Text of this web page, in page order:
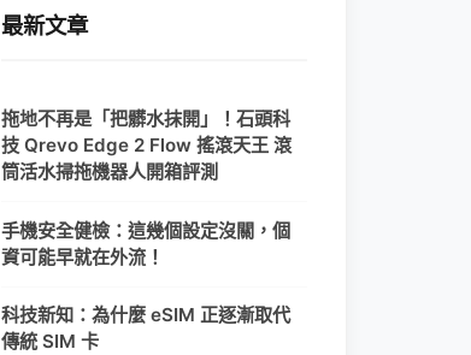
最新文章
拖地不再是「把髒水抹開」！石頭科
技 Qrevo Edge 2 Flow 搖滾天王 滾
筒活水掃拖機器人開箱評測
手機安全健檢：這幾個設定沒關，個
資可能早就在外流！
科技新知：為什麼 eSIM 正逐漸取代
傳統 SIM 卡